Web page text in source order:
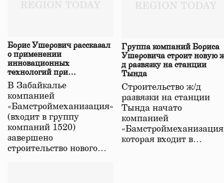
Борис Ушерович рассказал
о применении
инновационных
технологий при
строительстве нового моста
в Забайкалье
В Забайкалье
компанией
«Бамстроймеханизация»
(входит в группу
компаний 1520)
завершено
строительство нового…
Группа компаний Бориса
Ушеровича строит новую
д развязку на станции
Тында
Строительство ж/д
развязки на станции
Тында начато
компанией
которая входит в…